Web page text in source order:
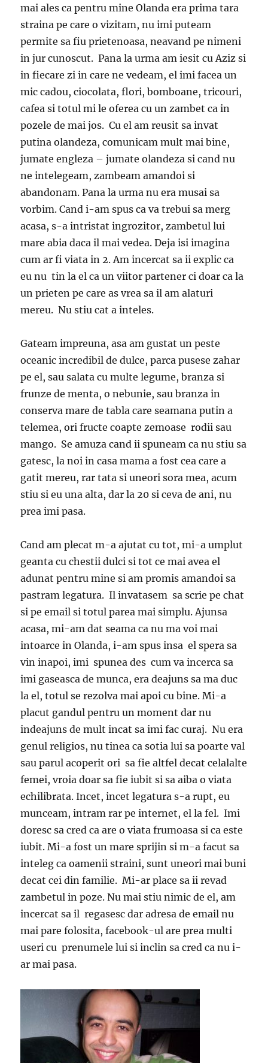
mai ales ca pentru mine Olanda era prima tara
straina pe care o vizitam, nu imi puteam
permite sa fiu prietenoasa, neavand pe nimeni
in jur cunoscut. Pana la urma am iesit cu Aziz si
in fiecare zi in care ne vedeam, el imi facea un
mic cadou, ciocolata, flori, bomboane, tricouri,
cafea si totul mi le oferea cu un zambet ca in
pozele de mai jos. Cu el am reusit sa invat
putina olandeza, comunicam mult mai bine,
jumate engleza – jumate olandeza si cand nu
ne intelegeam, zambeam amandoi si
abandonam. Pana la urma nu era musai sa
vorbim. Cand i-am spus ca va trebui sa merg
acasa, s-a intristat ingrozitor, zambetul lui
mare abia daca il mai vedea. Deja isi imagina
cum ar fi viata in 2. Am incercat sa ii explic ca
eu nu tin la el ca un viitor partener ci doar ca la
un prieten pe care as vrea sa il am alaturi
mereu. Nu stiu cat a inteles.
Gateam impreuna, asa am gustat un peste
oceanic incredibil de dulce, parca pusese zahar
pe el, sau salata cu multe legume, branza si
frunze de menta, o nebunie, sau branza in
conserva mare de tabla care seamana putin a
telemea, ori fructe coapte zemoase rodii sau
mango. Se amuza cand ii spuneam ca nu stiu sa
gatesc, la noi in casa mama a fost cea care a
gatit mereu, rar tata si uneori sora mea, acum
stiu si eu una alta, dar la 20 si ceva de ani, nu
prea imi pasa.
Cand am plecat m-a ajutat cu tot, mi-a umplut
geanta cu chestii dulci si tot ce mai avea el
adunat pentru mine si am promis amandoi sa
pastram legatura. Il invatasem sa scrie pe chat
si pe email si totul parea mai simplu. Ajunsa
acasa, mi-am dat seama ca nu ma voi mai
intoarce in Olanda, i-am spus insa el spera sa
vin inapoi, imi spunea des cum va incerca sa
imi gaseasca de munca, era deajuns sa ma duc
la el, totul se rezolva mai apoi cu bine. Mi-a
placut gandul pentru un moment dar nu
indeajuns de mult incat sa imi fac curaj. Nu era
genul religios, nu tinea ca sotia lui sa poarte val
sau parul acoperit ori sa fie altfel decat celalalte
femei, vroia doar sa fie iubit si sa aiba o viata
echilibrata. Incet, incet legatura s-a rupt, eu
munceam, intram rar pe internet, el la fel. Imi
doresc sa cred ca are o viata frumoasa si ca este
iubit. Mi-a fost un mare sprijin si m-a facut sa
inteleg ca oamenii straini, sunt uneori mai buni
decat cei din familie. Mi-ar place sa ii revad
zambetul in poze. Nu mai stiu nimic de el, am
incercat sa il regasesc dar adresa de email nu
mai pare folosita, facebook-ul are prea multi
useri cu prenumele lui si inclin sa cred ca nu i-
ar mai pasa.